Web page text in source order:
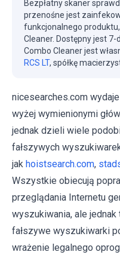
Bezpłatny skaner
przenośne jest
funkcjonalnego
Cleaner. Dostępny jest
Combo Cleaner jest
RCS LT, spółkę
nicesearches.com
wyżej wymienionymi
jednak dzieli wiele
fałszywych
jak hoistsearch.com,
Wszystkie obiecują
przeglądania Internetu
wyszukiwania, ale
fałszywe wyszukiwarki
wrażenie legalnego